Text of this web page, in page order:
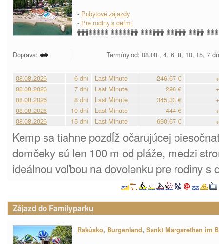
- Pobytové zájazdy
- Pre rodiny s deťmi
Doprava: Termíny od: 08.08., 4, 6, 8, 10, 15, 7
08.08.2026 6 dní Last Minute 246,67 €
08.08.2026
7 dní Last Minute 296 €
08.08.2026
8 dní Last Minute 345,33 €
08.08.2026
10 dní Last Minute 444 €
08.08.2026
15 dní Last Minute 690,67 €
Kemp sa tiahne pozdĺž očarujúcej
domčeky sú len 100 m od pláže, medzi
ideálnou voľbou na dovolenku pre rodiny s
Zájazd do Familyparku
Rakúsko, Burgenland, Sankt Margarethen im